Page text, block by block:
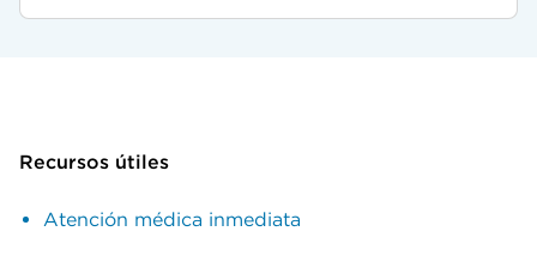
Recursos útiles
Atención médica inmediata